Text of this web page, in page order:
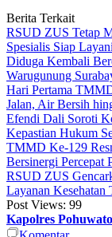
Berita Terkait
RSUD ZUS Tetap
Spesialis Siap
Diduga Kembali
Warugunung
Hari Pertama
Jalan, Air Bersih
Efendi Dali Soroti
Kepastian Hukum
TMMD Ke-129
Bersinergi Percepat
RSUD ZUS
Layanan Kesehatan
Post Views: 99
Kapolres Pohuwato